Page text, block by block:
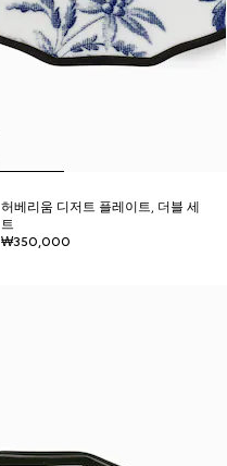
허베리움 디저트 플레이트, 더블 세
트
₩350,000